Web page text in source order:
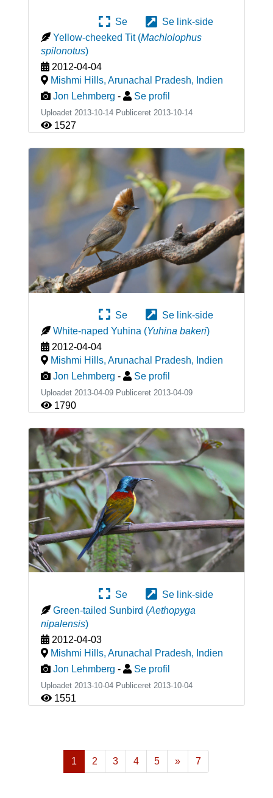
Se
Se link-side
Yellow-cheeked Tit (Machlolophus
spilonotus)
2012-04-04
Mishmi Hills, Arunachal Pradesh, Indien
Jon Lehmberg - Se profil
Uploadet 2013-10-14 Publiceret 2013-10-14
1527
Se
Se link-side
White-naped Yuhina (Yuhina bakeri)
2012-04-04
Mishmi Hills, Arunachal Pradesh, Indien
Jon Lehmberg - Se profil
Uploadet 2013-04-09 Publiceret 2013-04-09
1790
Se
Se link-side
Green-tailed Sunbird (Aethopyga
nipalensis)
2012-04-03
Mishmi Hills, Arunachal Pradesh, Indien
Jon Lehmberg - Se profil
Uploadet 2013-10-04 Publiceret 2013-10-04
1551
1 2 3 4 5
»
Næste
7